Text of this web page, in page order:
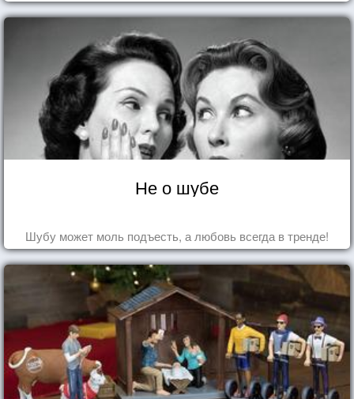
Не о шубе
Шубу может моль подъесть, а любовь всегда в тренде!